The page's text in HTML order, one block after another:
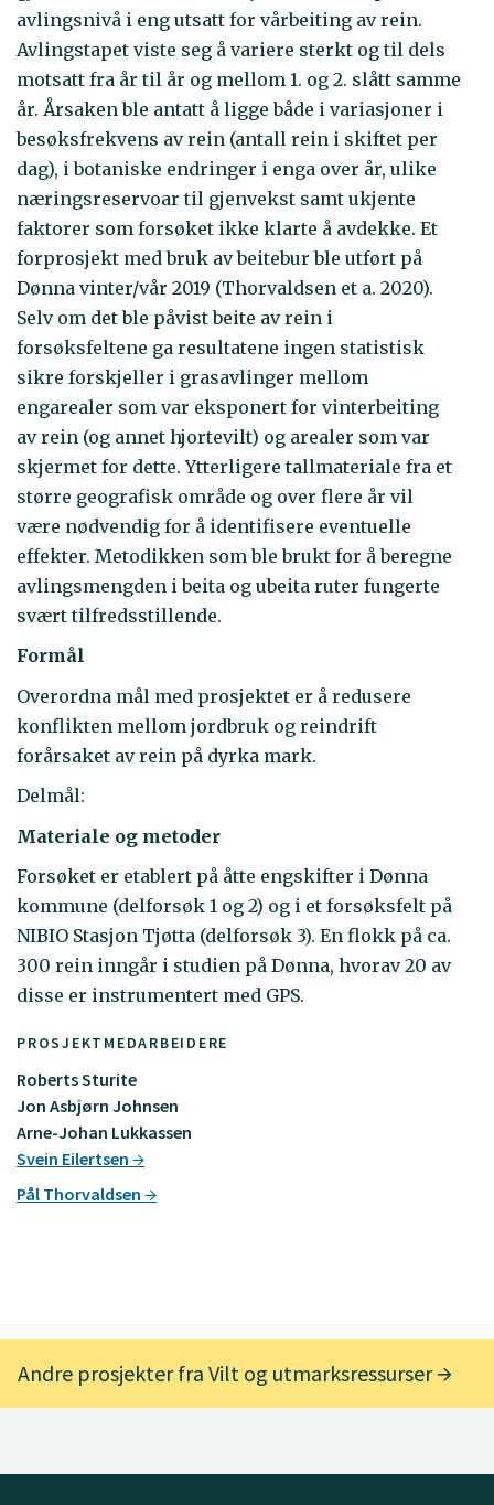
PROSJEKTMEDARBEIDERE
Roberts Sturite
Jon Asbjørn Johnsen
Arne-Johan Lukkassen
Svein Eilertsen
Pål Thorvaldsen
avlingsnivå i eng utsatt for vårbeiting av rein.
Avlingstapet viste seg å variere sterkt og til dels
motsatt fra år til år og mellom 1. og 2. slått samme
år. Årsaken ble antatt å ligge både i variasjoner i
besøksfrekvens av rein (antall rein i skiftet per
dag), i botaniske endringer i enga over år, ulike
næringsreservoar til gjenvekst samt ukjente
faktorer som forsøket ikke klarte å avdekke. Et
forprosjekt med bruk av beitebur ble utført på
Dønna vinter/vår 2019 (Thorvaldsen et a. 2020).
Selv om det ble påvist beite av rein i
forsøksfeltene ga resultatene ingen statistisk
sikre forskjeller i grasavlinger mellom
engarealer som var eksponert for vinterbeiting
av rein (og annet hjortevilt) og arealer som var
skjermet for dette. Ytterligere tallmateriale fra et
større geografisk område og over flere år vil
være nødvendig for å identifisere eventuelle
effekter. Metodikken som ble brukt for å beregne
avlingsmengden i beita og ubeita ruter fungerte
svært tilfredsstillende.
Formål
Overordna mål med prosjektet er å redusere
konflikten mellom jordbruk og reindrift
forårsaket av rein på dyrka mark.
Delmål:
Materiale og metoder
Forsøket er etablert på åtte engskifter i Dønna
kommune (delforsøk 1 og 2) og i et forsøksfelt på
NIBIO Stasjon Tjøtta (delforsøk 3). En flokk på ca.
300 rein inngår i studien på Dønna, hvorav 20 av
disse er instrumentert med GPS.
Andre prosjekter fra Vilt og utmarksressurser